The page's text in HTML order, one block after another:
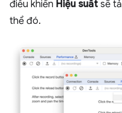
điều khiển Hiệu suất sẽ
thể đó.